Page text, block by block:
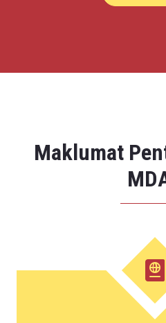
Maklumat